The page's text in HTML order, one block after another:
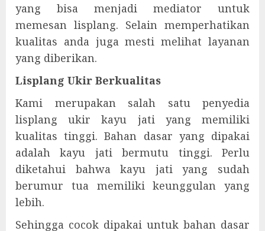
yang bisa menjadi mediator untuk
memesan lisplang. Selain memperhatikan
kualitas anda juga mesti melihat layanan
yang diberikan.
Lisplang Ukir Berkualitas
Kami merupakan salah satu penyedia
lisplang ukir kayu jati yang memiliki
kualitas tinggi. Bahan dasar yang dipakai
adalah kayu jati bermutu tinggi. Perlu
diketahui bahwa kayu jati yang sudah
berumur tua memiliki keunggulan yang
lebih.
Sehingga cocok dipakai untuk bahan dasar